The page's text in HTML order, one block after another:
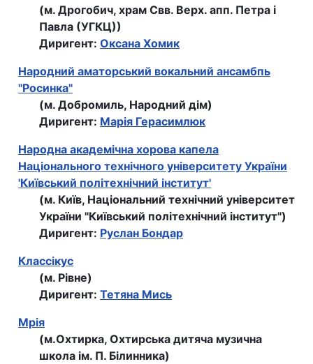
(м. Дрогобич, храм Свв. Верх. апп. Петра і
Павла (УГКЦ))
Диригент: Оксана Хомик
Народний аматорський вокальний ансамбпь
"Росинка"
(м. Добромиль, Народний дім)
Диригент: Марія Герасимлюк
Народна академiчна хорова капела
Нацiонального технiчного унiверситету України
'Київський політехнічний інститут'
(м. Київ, Нацiональний технiчний унiверситет
України "Київський політехнічний інститут")
Диригент: Руслан Бондар
Классікус
(м. Рівне)
Диригент: Тетяна Мись
Мрiя
(м.Охтирка, Охтирська дитяча музична
школа iм. П. Бiлинника)